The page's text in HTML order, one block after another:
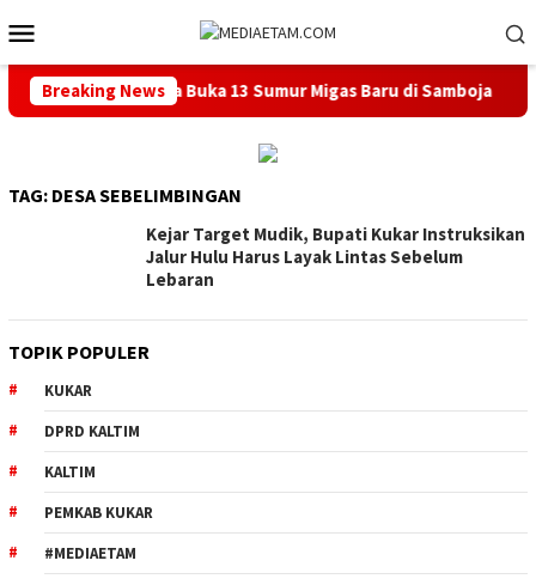
ke
kontenMobile
Breaking News
Pusat Berencana Buka 13 Sumur Migas Baru di Samboja
TAG: DESA SEBELIMBINGAN
Kejar Target Mudik, Bupati Kukar Instruksikan
Jalur Hulu Harus Layak Lintas Sebelum
Lebaran
TOPIK POPULER
KUKAR
DPRD KALTIM
KALTIM
PEMKAB KUKAR
#MEDIAETAM